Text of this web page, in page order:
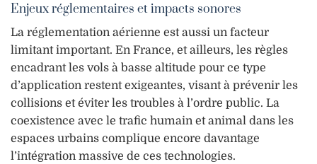
Enjeux réglementaires et impacts sonores
La réglementation aérienne est aussi un facteur
limitant important. En France, et ailleurs, les règles
encadrant les vols à basse altitude pour ce type
d’application restent exigeantes, visant à prévenir les
collisions et éviter les troubles à l’ordre public. La
coexistence avec le trafic humain et animal dans les
espaces urbains complique encore davantage
l’intégration massive de ces technologies.